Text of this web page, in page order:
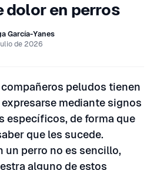
dolor en perros
García-Yanes
de 2026
peludos tienen
mediante signos
específicos, de forma que
que les sucede.
un perro no es sencillo,
alguno de estos